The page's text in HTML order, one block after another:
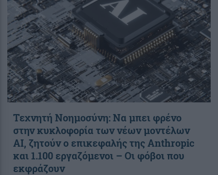
Τεχνητή Νοημοσύνη: Να μπει φρένο
στην κυκλοφορία των νέων μοντέλων
AI, ζητούν ο επικεφαλής της Anthropic
και 1.100 εργαζόμενοι – Οι φόβοι που
εκφράζουν